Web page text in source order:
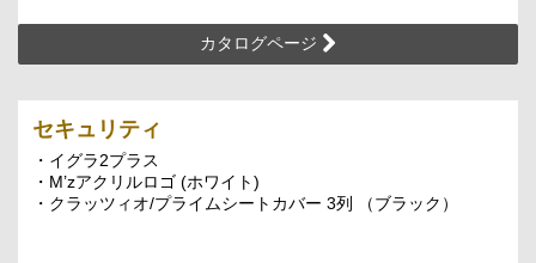
カタログページ
セキュリティ
・イグラ2プラス
・M’zアクリルロゴ (ホワイト)
・クラッツィオ/プライムシートカバー 3列 （ブラック）